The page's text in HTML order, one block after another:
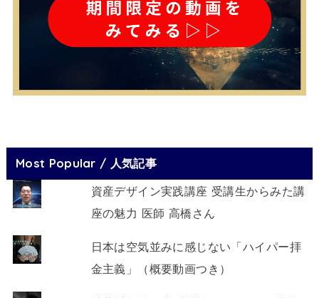
Most Popular / 人気記事
資産デザイン実践講座 受講生からみた講
座の魅力 医師 高橋さん
日本は空気並みに感じない「ハイパー拝
金主義」（概要動画つき）